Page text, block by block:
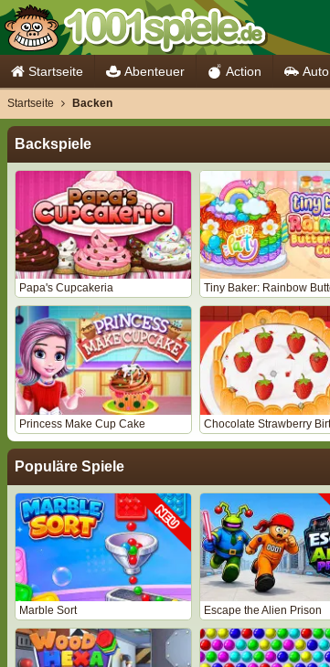
Startseite Abenteuer Action Auto
Backspiele
Papa's Cupcakeria
Princess Make Cup Cake
Populäre Spiele
Marble Sort Escape the Alien Prison
Startseite Backen